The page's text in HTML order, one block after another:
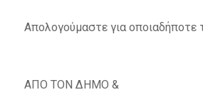
Απολογούμαστε για οποιαδήποτε
ΑΠΟ ΤΟΝ ΔΗΜΟ &